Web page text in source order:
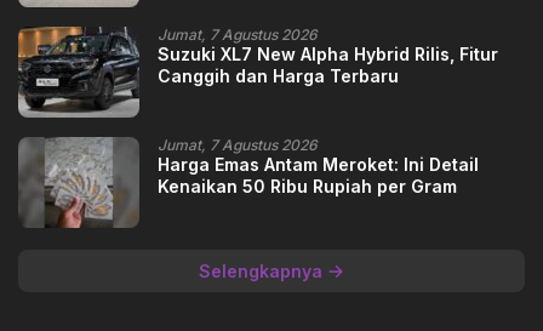
Jumat, 7 Agustus 2026
Suzuki XL7 New Alpha Hybrid Rilis, Fitur
Canggih dan Harga Terbaru
Jumat, 7 Agustus 2026
Harga Emas Antam Meroket: Ini Detail
Kenaikan 50 Ribu Rupiah per Gram
Selengkapnya